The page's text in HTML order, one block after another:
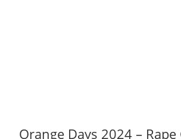
Orange Days 2024 –